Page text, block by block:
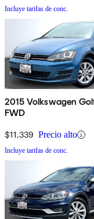
Incluye tarifas de conc.
2015 Volkswagen
FWD
$11,339 Precio alto
Incluye tarifas de conc.